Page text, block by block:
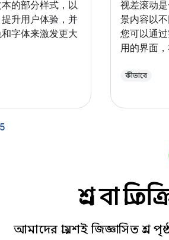
的部分样式，以
升用户体验，并
字体来激发更大
视差滚动
景内容以不
您可以通
用的界面
কীভাবে
5
প্রশ্ন বা
আমাদের প্রায়শই জিজ্ঞাসিত